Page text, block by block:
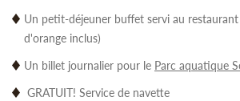
Un petit-déjeuner buffet servi au restaurant
d'orange inclus)
Un billet journalier pour le Parc aquatique
GRATUIT! Service de navette